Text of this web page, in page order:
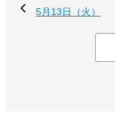
5月13日（火）